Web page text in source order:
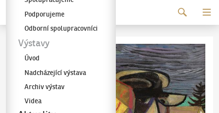
Galerie KODLPodporujeme
Odborní spolupracovníci
Výstavy
Úvod
Nadcházející výstava
Archiv výstav
Videa